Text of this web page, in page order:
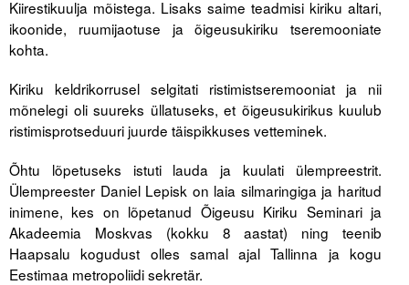
Kontakt
Oskusteave
Abimaterjalid
Projektid
Kiirestikuulja mõistega. Lisaks saime teadmisi kiriku altari,
ikoonide, ruumijaotuse ja õigeusukiriku tseremooniate
kohta.
Kiriku keldrikorrusel selgitati ristimistseremooniat ja nii
mõnelegi oli suureks üllatuseks, et õigeusukirikus kuulub
ristimisprotseduuri juurde täispikkuses vetteminek.
Õhtu lõpetuseks istuti lauda ja kuulati ülempreestrit.
Ülempreester Daniel Lepisk on laia silmaringiga ja haritud
inimene, kes on lõpetanud Õigeusu Kiriku Seminari ja
Akadeemia Moskvas (kokku 8 aastat) ning teenib
Haapsalu kogudust olles samal ajal Tallinna ja kogu
Eestimaa metropoliidi sekretär.